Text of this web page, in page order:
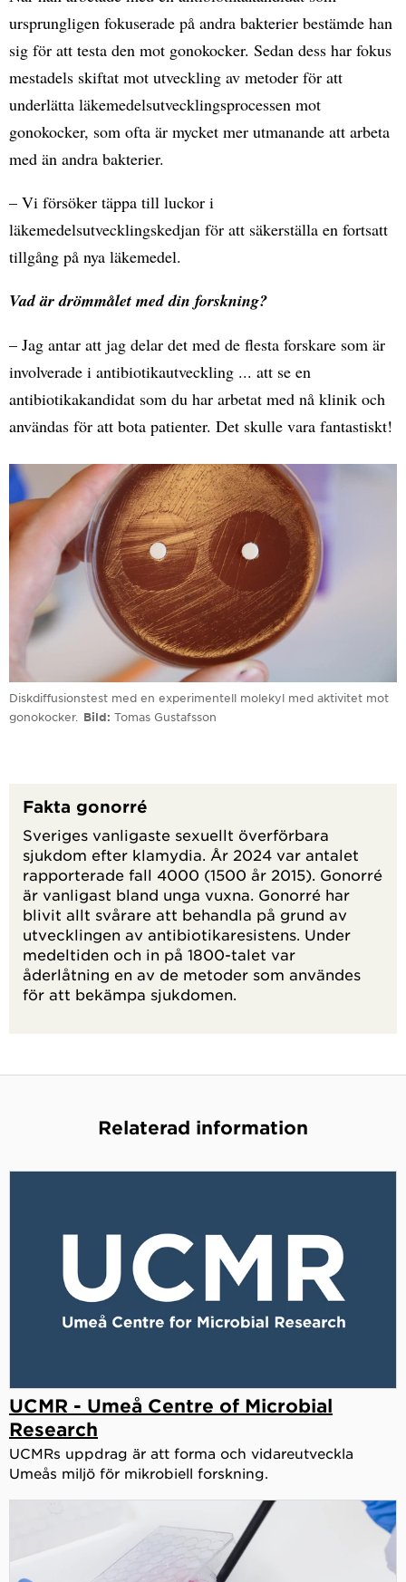
ursprungligen fokuserade på andra bakterier bestämde han
sig för att testa den mot gonokocker. Sedan dess har fokus
mestadels skiftat mot utveckling av metoder för att
underlätta läkemedelsutvecklingsprocessen mot
gonokocker, som ofta är mycket mer utmanande att arbeta
med än andra bakterier.
– Vi försöker täppa till luckor i
läkemedelsutvecklingskedjan för att säkerställa en fortsatt
tillgång på nya läkemedel.
Vad är drömmålet med din forskning?
– Jag antar att jag delar det med de flesta forskare som är
involverade i antibiotikautveckling ... att se en
antibiotikakandidat som du har arbetat med nå klinik och
användas för att bota patienter. Det skulle vara fantastiskt!
Diskdiffusionstest med en experimentell molekyl med aktivitet mot
gonokocker. Bild Tomas Gustafsson
Fakta gonorré
Sveriges vanligaste sexuellt överförbara
sjukdom efter klamydia. År 2024 var antalet
rapporterade fall 4000 (1500 år 2015). Gonorré
är vanligast bland unga vuxna. Gonorré har
blivit allt svårare att behandla på grund av
utvecklingen av antibiotikaresistens. Under
medeltiden och in på 1800-talet var
åderlåtning en av de metoder som användes
för att bekämpa sjukdomen.
Relaterad information
UCMR - Umeå Centre of Microbial
Research
UCMRs uppdrag är att forma och vidareutveckla
Umeås miljö för mikrobiell forskning.